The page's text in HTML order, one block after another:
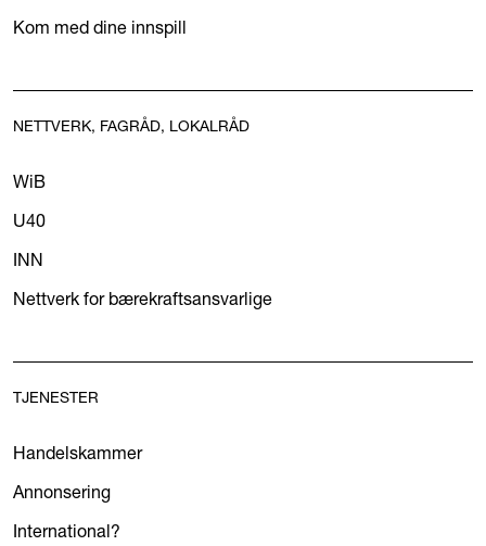
Kom med dine innspill
NETTVERK, FAGRÅD, LOKALRÅD
WiB
U40
INN
Nettverk for bærekraftsansvarlige
TJENESTER
Handelskammer
Annonsering
International?